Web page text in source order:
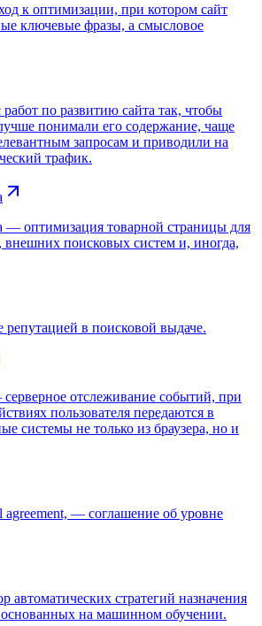
к оптимизации, при котором сайт
ключевые фразы, а смысловое
по развитию сайта так, чтобы
понимали его содержание, чаще
запросам и приводили на
трафик.
— оптимизация товарной страницы для
внешних поисковых систем и, иногда,
в поисковой выдаче.
отслеживание событий, при
пользователя передаются в
системы не только из браузера, но и
agreement, — соглашение об уровне
автоматических стратегий назначения
основанных на машинном обучении.